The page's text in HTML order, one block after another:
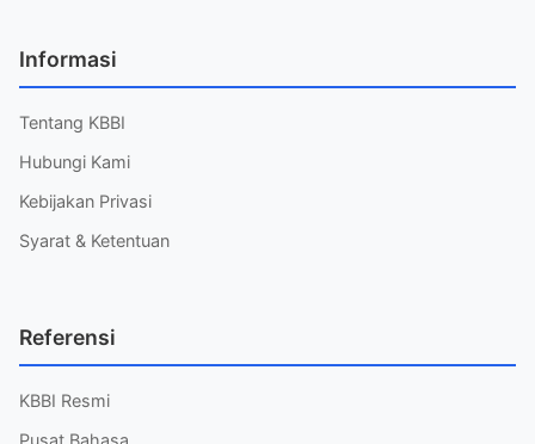
Informasi
Tentang KBBI
Hubungi Kami
Kebijakan Privasi
Syarat & Ketentuan
Referensi
KBBI Resmi
Pusat Bahasa